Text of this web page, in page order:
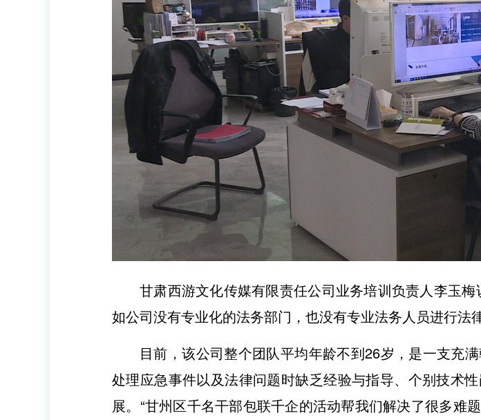
甘肃西游文化传媒有限责任公司业务培训负责人李玉
如公司没有专业化的法务部门，也没有专业法务人员进行法
目前，该公司整个团队平均年龄不到26岁，是一支充
处理应急事件以及法律问题时缺乏经验与指导、个别技术
展。“甘州区千名干部包联千企的活动帮我们解决了很多难